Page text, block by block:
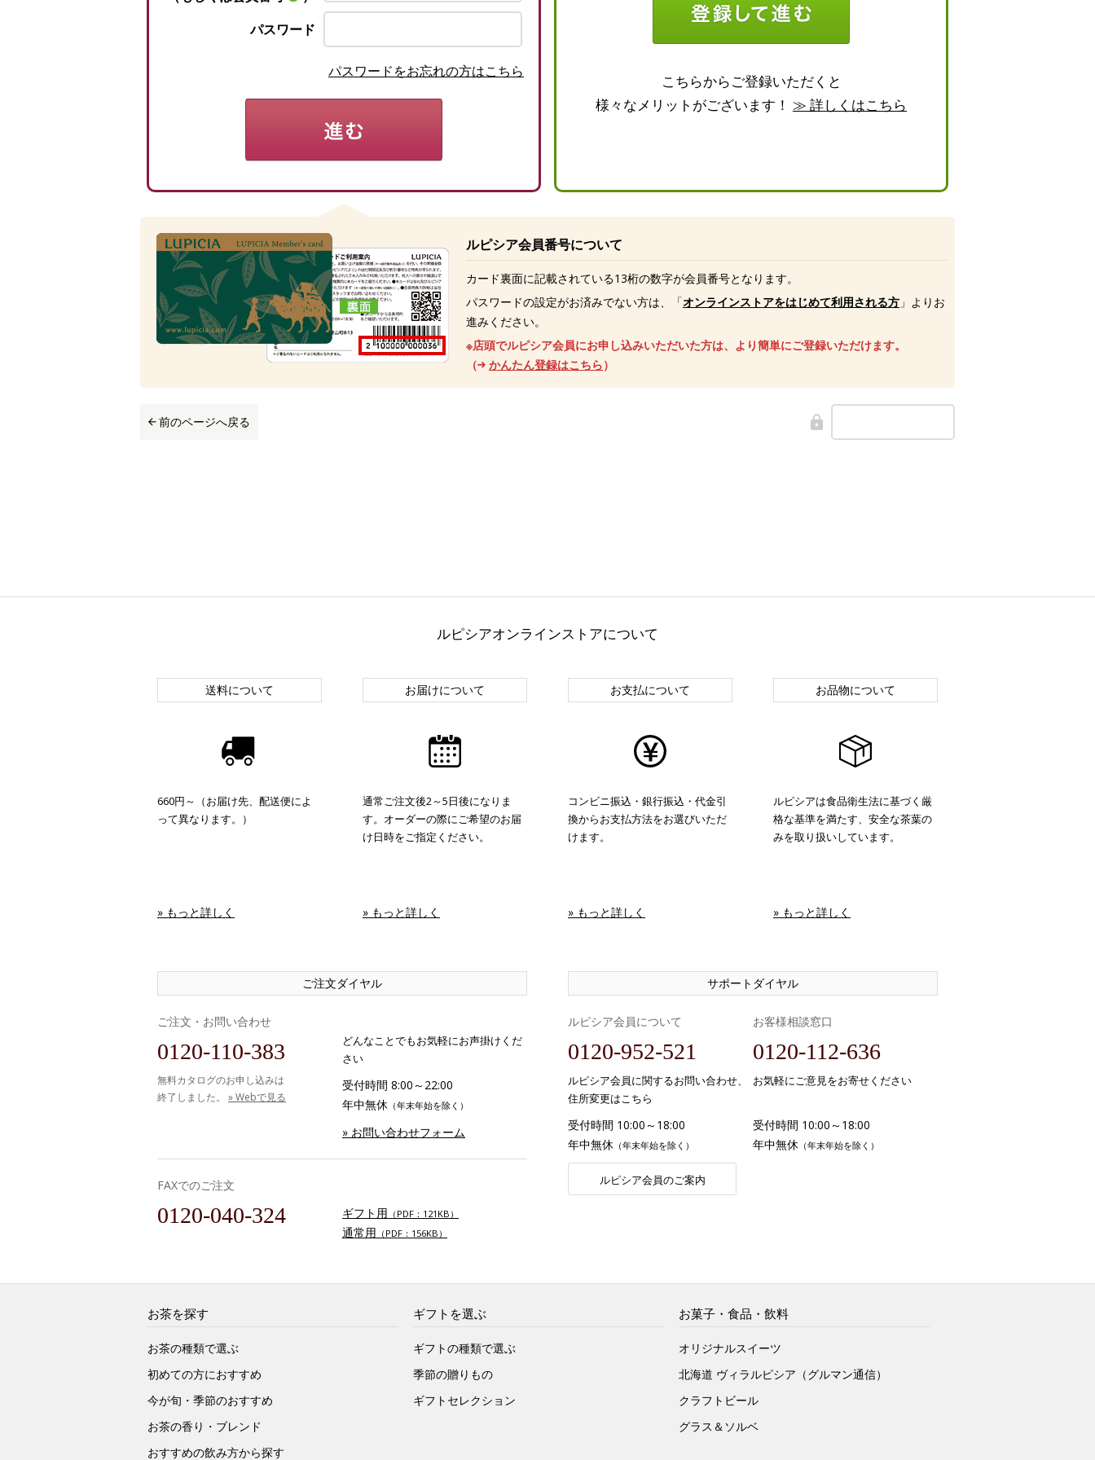
パスワード
パスワードをお忘れの方はこちら
こちらからご登録いただくと
様々なメリットがございます！ ≫ 詳しくはこちら
ルピシア会員番号について
カード裏面に記載されている13桁の数字が会員番号となります。
パスワードの設定がお済みでない方は、「オンラインストアをはじめて利用される方 」よりお
進みください。
※店頭でルピシア会員にお申し込みいただいた方は、より簡単にご登録いただけます。
（
かんたん登録はこちら）
前のページへ戻る
ルピシアオンラインストアについて
送料について
660円～（お届け先、配送便によ
って異なります。）
» もっと詳しく
お届けについて
通常ご注文後2～5日後になりま
す。オーダーの際にご希望のお届
け日時をご指定ください。
» もっと詳しく
お支払について
コンビニ振込・銀行振込・代金引
換からお支払方法をお選びいただ
けます。
» もっと詳しく
お品物について
ルピシアは食品衛生法に基づく厳
格な基準を満たす、安全な茶葉の
みを取り扱いしています。
» もっと詳しく
ご注文ダイヤル
ご注文・お問い合わせ
0120-110-383
無料カタログのお申し込みは
終了しました。 » Webで見る
どんなことでもお気軽にお声掛けくだ
さい
受付時間 8:00～22:00
年中無休 （年末年始を除く）
» お問い合わせフォーム
FAXでのご注文
0120-040-324 ギフト用 （PDF：121KB）
通常用 （PDF：156KB）
サポートダイヤル
ルピシア会員について
0120-952-521
ルピシア会員に関するお問い合わせ、
住所変更はこちら
受付時間 10:00～18:00
年中無休 （年末年始を除く）
ルピシア会員のご案内
お客様相談窓口
0120-112-636
お気軽にご意見をお寄せください
受付時間 10:00～18:00
年中無休 （年末年始を除く）
お茶を探す
お茶の種類で選ぶ
初めての方におすすめ
今が旬・季節のおすすめ
お茶の香り・ブレンド
おすすめの飲み方から探す
ギフトを選ぶ
ギフトの種類で選ぶ
季節の贈りもの
ギフトセレクション
お菓子・食品・飲料
オリジナルスイーツ
北海道 ヴィラルピシア（グルマン通信）
クラフトビール
グラス＆ソルベ